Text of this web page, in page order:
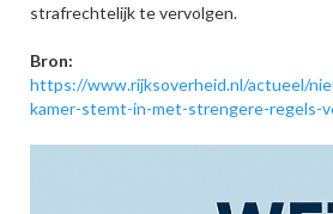
strafrechtelijk te vervolgen.
Bron:
https://www.rijksoverheid.nl/actueel/
kamer-stemt-in-met-strengere-regels-